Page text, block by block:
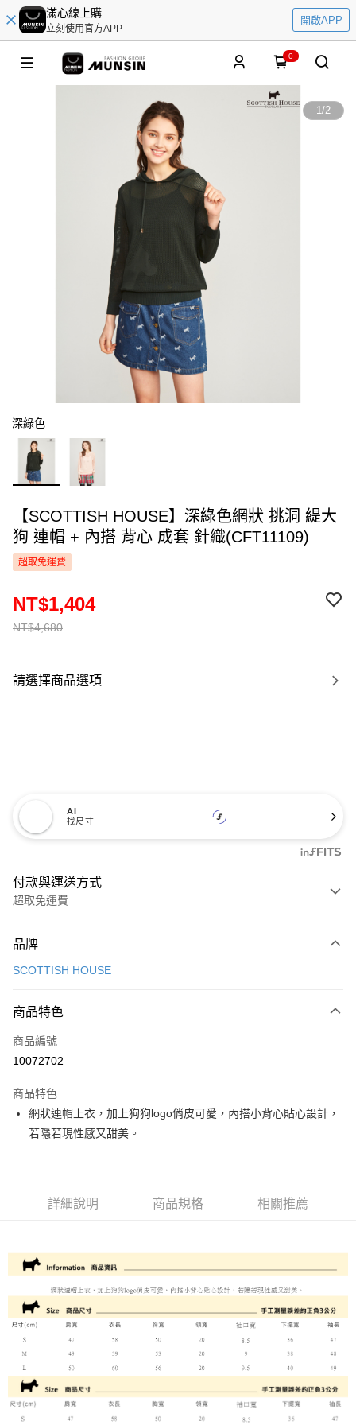
滿心線上購
立刻使用官方APP
開啟APP
0
1/2
深綠色
【SCOTTISH HOUSE】深綠色網狀 挑洞 緹大
狗 連帽 + 內搭 背心 成套 針織(CFT11109)
超取免運費
NT$4,680
NT$1,404
請選擇商品選項
AI
找尺寸
付款與運送方式
超取免運費
信用卡一次付款
LINE Pay
Apple Pay
悠遊付
大哥付你分期
2.付款方式選擇「大哥付你分期」，訂單成立後會自動跳轉到大哥付的交易
流程，驗證手機門號後，選擇欲分期的期數、繳款截止日，確認付款後即完
4.訂單成立30分鐘內，如未前往確認交易或遇審核未通過，訂單將自動取
消。如遇「轉專審核」未通過狀況，表示未達大哥付你分期系統評分，恕無
【繳款方式說明】
1.分期款項不併入電信帳單，「大哥付你分期」於每月結算日後寄送繳費提
醒簡訊。
2.透過簡訊連結打開帳單後，可選擇「超商條碼／台灣大直營門市／銀行轉
帳／街口支付／iPASS MONEY」等通路繳費。
【注意事項】
1.本服務係由「台灣大哥大股份有限公司」（以下簡稱本公司）所提供，讓
用戶於交易時，得透過本服務購買商品或服務，並由商店將買賣／分期付款
相關說明
１．簡單：不需註冊會員、不需綁卡、不需儲值。
２．便利：只要手機號碼，簡訊認證，即可結帳。
３．安心：先確認商品／服務後，再付款。
【「AFTEE先享後付」結帳流程】
１．於結帳方式選擇「AFTEE先享後付」後，將跳轉至「AFTEE先享後付」
結帳頁面，進行簡訊認證並確認金額後，即可完成結帳。
３．收到繳費通知簡訊後14天內，點擊此簡訊中的連結，可透過四大超商／
ATM／網路銀行／等多元方式進行付款，方視為交易完成。
※ 請注意：結帳手續完成當下不需立刻繳費，但若您需要取消訂單，請聯絡
購買商品的店家。未經商家同意取消之訂單仍視為有效，需透過AFTEE先享
運送方式
全家取貨付款
免運費
付款後全家取貨
免運費
萊爾富取貨付款
免運費
品牌
SCOTTISH HOUSE
商品特色
商品編號
10072702
商品特色
網狀連帽上衣，加上狗狗logo俏皮可愛，內搭小背心貼心設計，
若隱若現性感又甜美。
詳細說明 商品規格 相關推薦